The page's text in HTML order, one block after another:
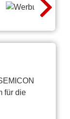
für die